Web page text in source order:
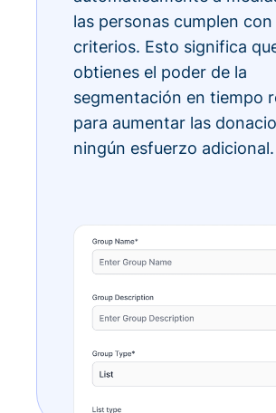
las personas cumplen
criterios. Esto significa
obtienes el poder de la
segmentación en tiempo
para aumentar las
ningún esfuerzo adicional.